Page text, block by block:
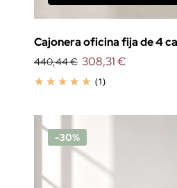
Cajonera oficina fija de 4
440,44 €
(1)
308,31 €
-30%